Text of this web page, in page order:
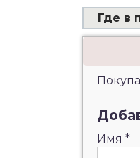
Где в
Имя *